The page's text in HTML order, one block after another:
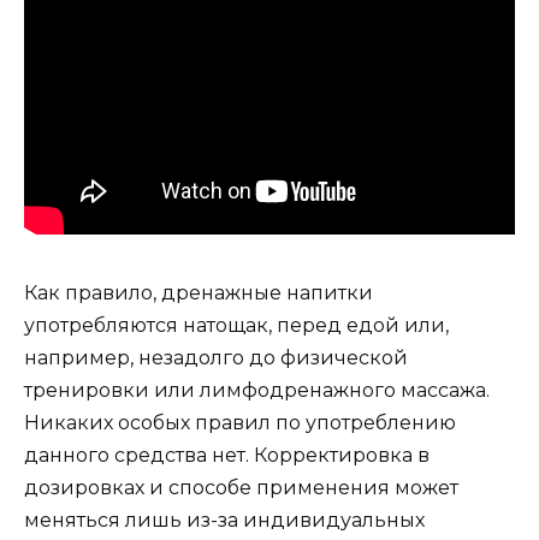
Как правило, дренажные напитки
употребляются натощак, перед едой или,
например, незадолго до физической
тренировки или лимфодренажного массажа.
Никаких особых правил по употреблению
данного средства нет. Корректировка в
дозировках и способе применения может
меняться лишь из-за индивидуальных